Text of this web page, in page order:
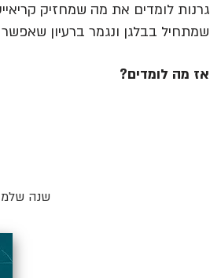
גרנות לומדים את מה שמחזיק
שמתחיל בבלגן ונגמר ברעיון
אז מה לומדים?
שנה